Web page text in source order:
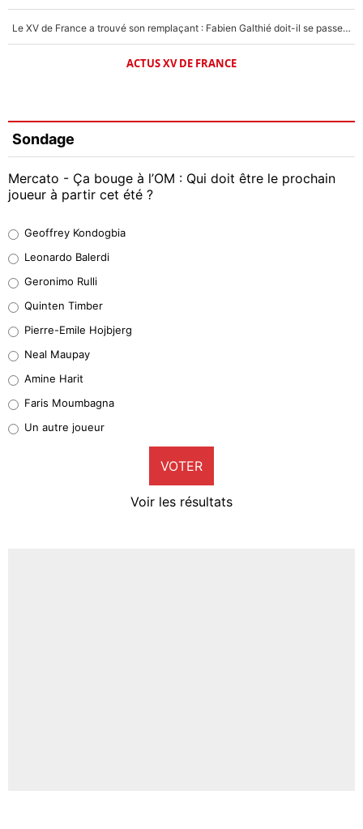
Le XV de France a trouvé son remplaçant : Fabien Galthié doit-il se passer d'Antoine Dupont ?
ACTUS XV DE FRANCE
Sondage
Mercato - Ça bouge à l’OM : Qui doit être le prochain
joueur à partir cet été ?
38%
32%
4%
1%
9%
Geoffrey Kondogbia
Leonardo Balerdi
Geronimo Rulli
Quinten Timber
Pierre-Emile Hojbjerg
Neal Maupay
Amine Harit
Faris Moumbagna
Un autre joueur
VOTER
Voir les résultats